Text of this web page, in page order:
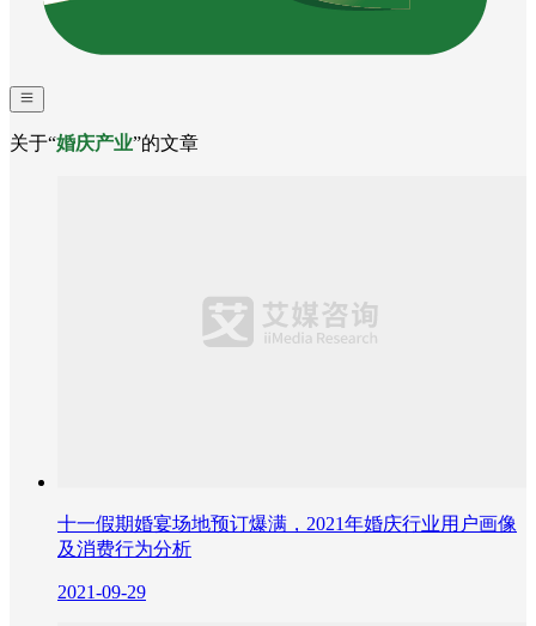
关于“婚庆产业”的文章
十一假期婚宴场地预订爆满，2021年婚庆行业用户画像
及消费行为分析
2021-09-29